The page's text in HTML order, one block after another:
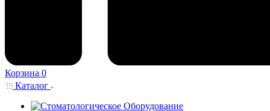
Корзина 0
Каталог